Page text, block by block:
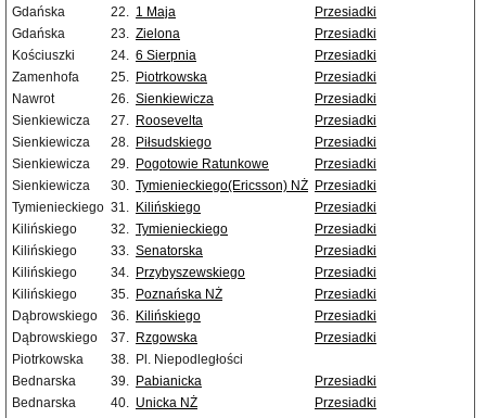
Gdańska
22. 1 Maja
Przesiadki
Gdańska
23. Zielona
Przesiadki
Kościuszki
24. 6 Sierpnia
Przesiadki
Zamenhofa
25. Piotrkowska
Przesiadki
Nawrot
26. Sienkiewicza
Przesiadki
Sienkiewicza
27. Roosevelta
Przesiadki
Sienkiewicza
28. Piłsudskiego
Przesiadki
Sienkiewicza
29. Pogotowie Ratunkowe
Przesiadki
Sienkiewicza
30. Tymienieckiego(Ericsson) NŻ Przesiadki
Tymienieckiego 31. Kilińskiego
Przesiadki
Kilińskiego
32. Tymienieckiego
Przesiadki
Kilińskiego
33. Senatorska
Przesiadki
Kilińskiego
34. Przybyszewskiego
Przesiadki
Kilińskiego
35. Poznańska NŻ
Przesiadki
Dąbrowskiego
36. Kilińskiego
Przesiadki
Dąbrowskiego
37. Rzgowska
Przesiadki
Piotrkowska
38. Pl. Niepodległości
Bednarska
39. Pabianicka
Przesiadki
Bednarska
40. Unicka NŻ
Przesiadki